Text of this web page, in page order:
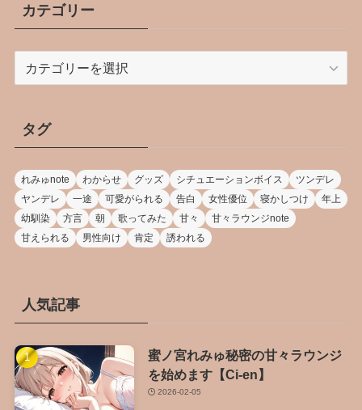
カテゴリー
ー
タグ
れみゅnote わからせ グッズ シチュエーションボイス
ツンデレ
ヤンデレ
一途 可愛がられる 告白 女性優位 寝かしつけ
年上
幼馴染
方言 朝 歌ってみた 甘々
甘々ラウンジnote
甘えられる
男性向け 肯定 誘われる
人気記事
蜜ノ宮れみゅ秘密の甘々ラウンジ
を始めます【Ci-en】
2026-02-05